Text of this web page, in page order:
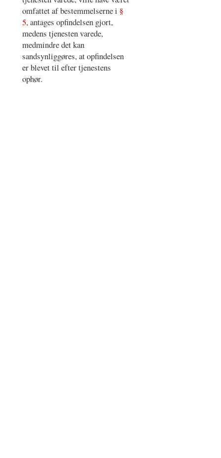
omfattet af bestemmelserne i §
5, antages opfindelsen gjort,
medens tjenesten varede,
medmindre det kan
sandsynliggøres, at opfindelsen
er blevet til efter tjenestens
ophør.